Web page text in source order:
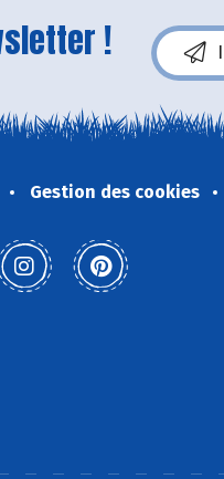
!
Gestion des cookies